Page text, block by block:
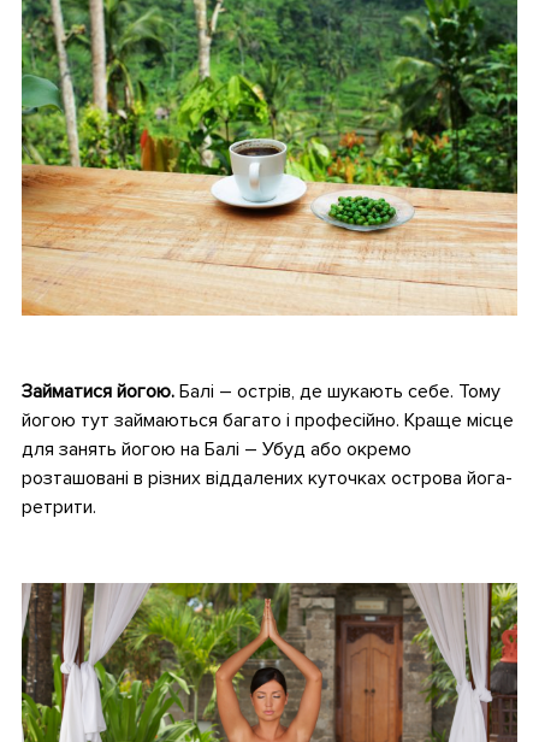
Займатися йогою.Балі – острів, де шукають себе. Тому
йогою тут займаються багато і професійно. Краще місце
для занять йогою на Балі – Убуд або окремо
розташовані в різних віддалених куточках острова йога-
ретрити.